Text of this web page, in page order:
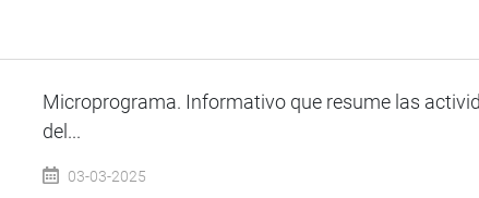
Microprograma. Informativo que resume las
del...
03-03-2025